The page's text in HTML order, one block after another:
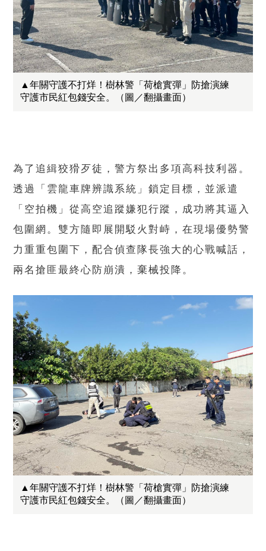
▲年關守護不打烊！樹林警「荷槍實彈」防搶演練
守護市民紅包錢安全。（圖／翻攝畫面）
為了追緝狡猾歹徒，警方祭出多項高科技利器。
透過「雲龍車牌辨識系統」鎖定目標，並派遣
「空拍機」從高空追蹤嫌犯行蹤，成功將其逼入
包圍網。雙方隨即展開駁火對峙，在現場優勢警
力重重包圍下，配合偵查隊長強大的心戰喊話，
兩名搶匪最終心防崩潰，棄械投降。
▲年關守護不打烊！樹林警「荷槍實彈」防搶演練
守護市民紅包錢安全。（圖／翻攝畫面）